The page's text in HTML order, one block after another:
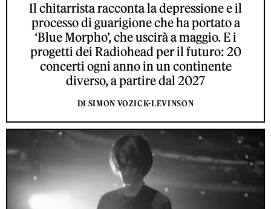
Il chitarrista racconta la depressione e il
processo di guarigione che ha portato a
‘Blue Morpho’, che uscirà a maggio. E i
progetti dei Radiohead per il futuro: 20
concerti ogni anno in un continente
diverso, a partire dal 2027
DI SIMON VOZICK-LEVINSON